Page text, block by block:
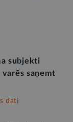
subjekti
saņemt
dati